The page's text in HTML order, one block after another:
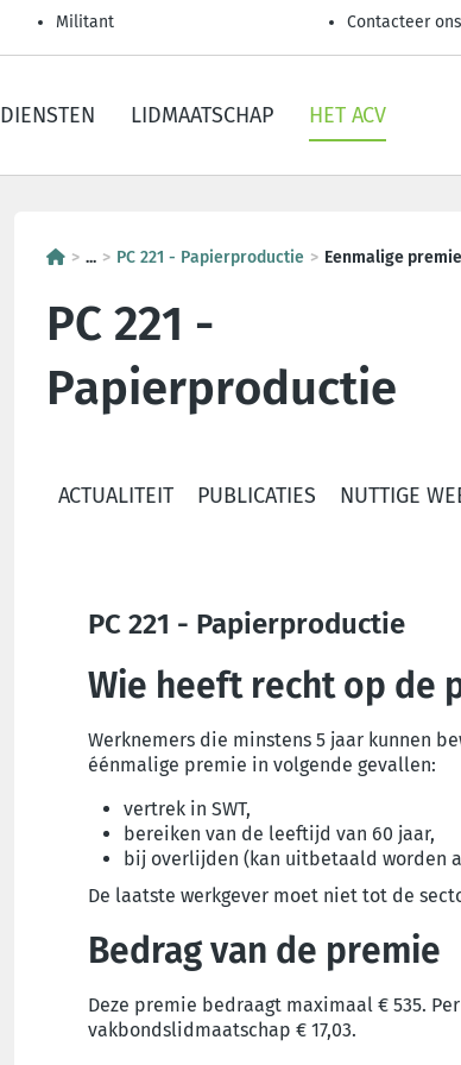
Militant Contacteer ons
DIENSTEN LIDMAATSCHAP HET ACV
... PC 221 - Papierproductie Eenmalige premie
PC 221 -
Papierproductie
ACTUALITEIT PUBLICATIES NUTTIGE
PC 221 - Papierproductie
Wie heeft recht op de
Werknemers die minstens 5 jaar kunnen
éénmalige premie in volgende gevallen:
vertrek in SWT,
bereiken van de leeftijd van 60 jaar,
bij overlijden (kan uitbetaald worden
De laatste werkgever moet niet tot de
Bedrag van de premie
Deze premie bedraagt maximaal € 535.
vakbondslidmaatschap € 17,03.